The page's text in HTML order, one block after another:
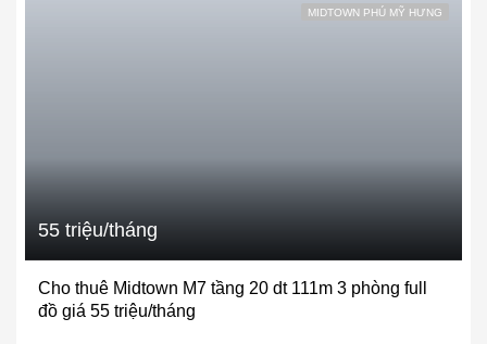
MIDTOWN PHÚ MỸ HƯNG
55 triệu/tháng
Cho thuê Midtown M7 tầng 20 dt 111m 3 phòng full
đồ giá 55 triệu/tháng